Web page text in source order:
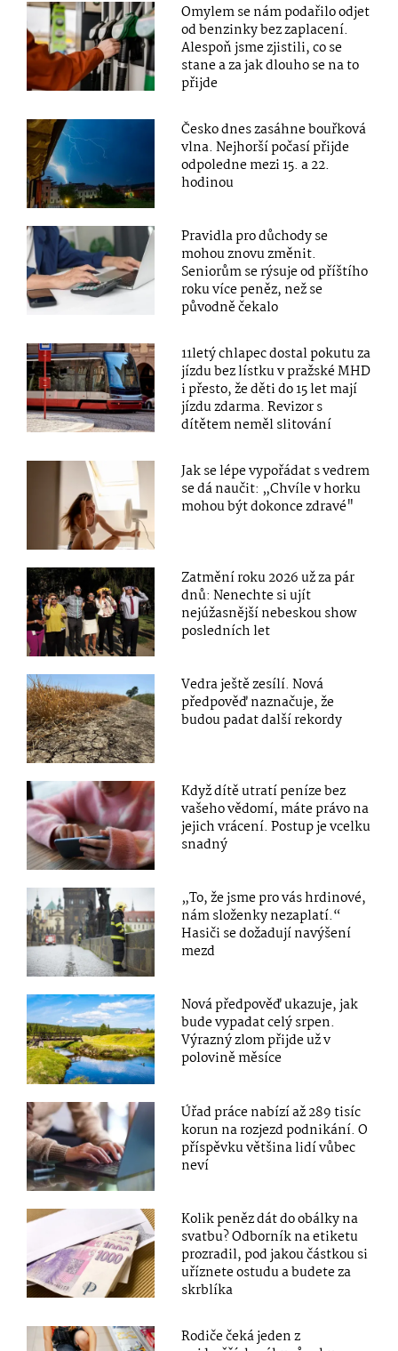
Omylem se nám podařilo odjet
od benzinky bez zaplacení.
Alespoň jsme zjistili, co se
stane a za jak dlouho se na to
přijde
Česko dnes zasáhne bouřková
vlna. Nejhorší počasí přijde
odpoledne mezi 15. a 22.
hodinou
Pravidla pro důchody se
mohou znovu změnit.
Seniorům se rýsuje od příštího
roku více peněz, než se
původně čekalo
11letý chlapec dostal pokutu za
jízdu bez lístku v pražské MHD
i přesto, že děti do 15 let mají
jízdu zdarma. Revizor s
dítětem neměl slitování
Jak se lépe vypořádat s vedrem
se dá naučit: „Chvíle v horku
mohou být dokonce zdravé"
Zatmění roku 2026 už za pár
dnů: Nenechte si ujít
nejúžasnější nebeskou show
posledních let
Vedra ještě zesílí. Nová
předpověď naznačuje, že
budou padat další rekordy
Když dítě utratí peníze bez
vašeho vědomí, máte právo na
jejich vrácení. Postup je vcelku
snadný
„To, že jsme pro vás hrdinové,
nám složenky nezaplatí.“
Hasiči se dožadují navýšení
mezd
Nová předpověď ukazuje, jak
bude vypadat celý srpen.
Výrazný zlom přijde už v
polovině měsíce
Úřad práce nabízí až 289 tisíc
korun na rozjezd podnikání. O
příspěvku většina lidí vůbec
neví
Kolik peněz dát do obálky na
svatbu? Odborník na etiketu
prozradil, pod jakou částkou si
uříznete ostudu a budete za
skrblíka
Rodiče čeká jeden z